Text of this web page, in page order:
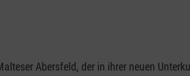
Abersfeld, der in ihrer neuen